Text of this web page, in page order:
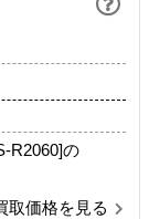
R2060]の
取価格を見る